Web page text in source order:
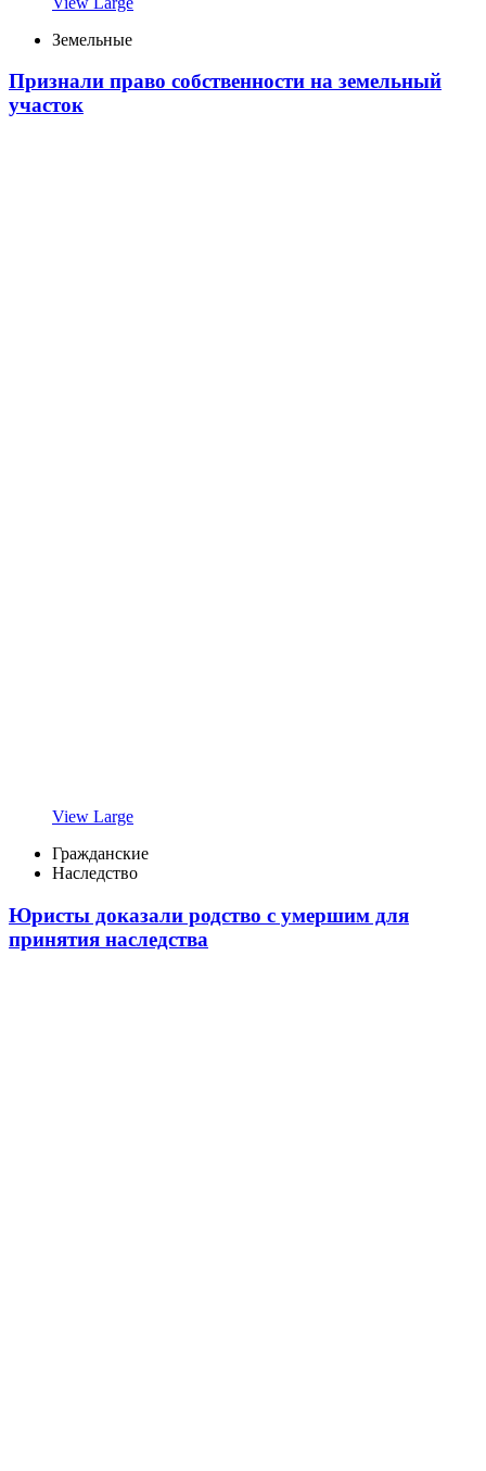
Земельные
Признали право собственности на земельный
участок
View Large
Гражданские
Наследство
Юристы доказали родство с умершим для
принятия наследства